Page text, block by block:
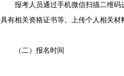
报考人员通过手机微信扫描二维码
具有相关资格证书等。上传个人相关材
（二）报名时间